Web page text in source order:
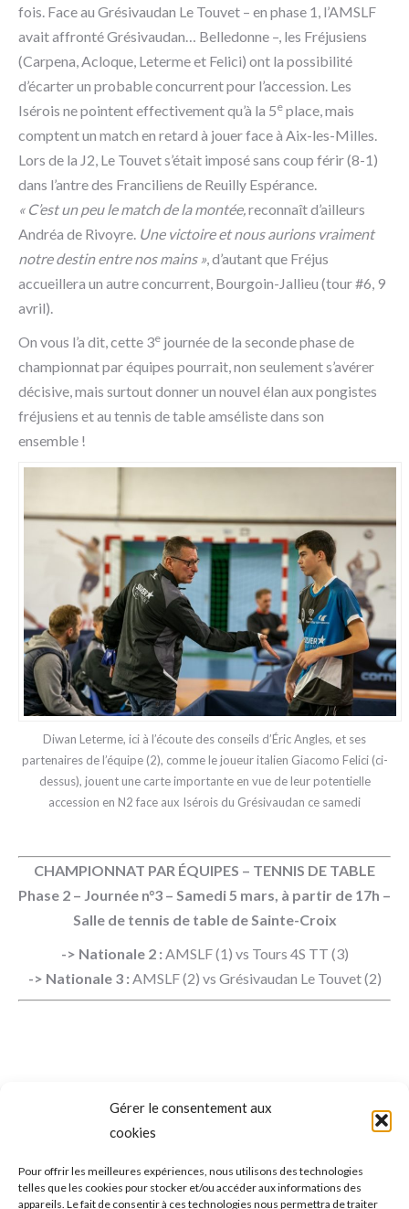
Gérer le consentement aux
cookies
Pour offrir les meilleures expériences, nous utilisons des technologies
telles que les cookies pour stocker et/ou accéder aux informations des
appareils. Le fait de consentir à ces technologies nous permettra de traiter
fois. Face au Grésivaudan Le Touvet – en phase 1, l’AMSLF
avait affronté Grésivaudan… Belledonne –, les Fréjusiens
(Carpena, Acloque, Leterme et Felici) ont la possibilité
d’écarter un probable concurrent pour l’accession. Les
Isérois ne pointent effectivement qu’à la 5e place, mais
comptent un match en retard à jouer face à Aix-les-Milles.
Lors de la J2, Le Touvet s’était imposé sans coup férir (8-1)
dans l’antre des Franciliens de Reuilly Espérance.
« C’est un peu le match de la montée,reconnaît d’ailleurs
Andréa de Rivoyre. Une victoire et nous aurions vraiment
notre destin entre nos mains », d’autant que Fréjus
accueillera un autre concurrent, Bourgoin-Jallieu (tour #6, 9
avril).
On vous l’a dit, cette 3e journée de la seconde phase de
championnat par équipes pourrait, non seulement s’avérer
décisive, mais surtout donner un nouvel élan aux pongistes
fréjusiens et au tennis de table amséliste dans son
ensemble !
Diwan Leterme, ici à l’écoute des conseils d’Éric Angles, et ses
partenaires de l’équipe (2), comme le joueur italien Giacomo Felici (ci-
dessus), jouent une carte importante en vue de leur potentielle
accession en N2 face aux Isérois du Grésivaudan ce samedi
CHAMPIONNAT PAR ÉQUIPES – TENNIS DE TABLE
Phase 2 – Journée n°3 – Samedi 5 mars, à partir de 17h –
Salle de tennis de table de Sainte-Croix
-> Nationale 2 : AMSLF (1) vs Tours 4S TT (3)
-> Nationale 3 : AMSLF (2) vs Grésivaudan Le Touvet (2)
NAVIGATION
DE
ONGLET PRÉCÉDENT
Onglet
AMSLF Académie : accompagner les
espoirs du sport fréjusien vers le haut